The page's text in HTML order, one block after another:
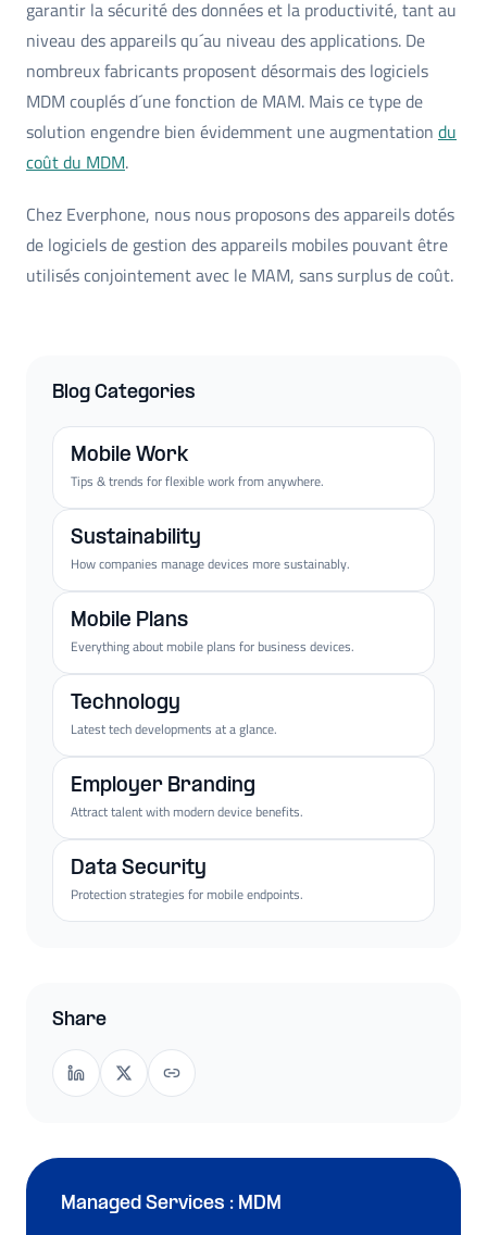
garantir la sécurité des données et la productivité, tant au
niveau des appareils qu´au niveau des applications. De
nombreux fabricants proposent désormais des logiciels
MDM couplés d´une fonction de MAM. Mais ce type de
solution engendre bien évidemment une augmentation du
coût du MDM.
Chez Everphone, nous nous proposons des appareils dotés
de logiciels de gestion des appareils mobiles pouvant être
utilisés conjointement avec le MAM, sans surplus de coût.
Blog Categories
Mobile Work
Tips & trends for flexible work from anywhere.
Sustainability
How companies manage devices more sustainably.
Mobile Plans
Everything about mobile plans for business devices.
Technology
Latest tech developments at a glance.
Employer Branding
Attract talent with modern device benefits.
Data Security
Protection strategies for mobile endpoints.
Share
Managed Services : MDM